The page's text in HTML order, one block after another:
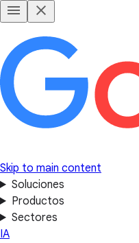
Skip to main content
Soluciones
Productos
Sectores
IA